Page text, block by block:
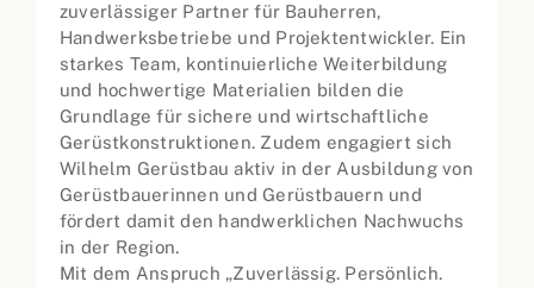
zuverlässiger Partner für Bauherren,
Handwerksbetriebe und Projektentwickler. Ein
starkes Team, kontinuierliche Weiterbildung
und hochwertige Materialien bilden die
Grundlage für sichere und wirtschaftliche
Gerüstkonstruktionen. Zudem engagiert sich
Wilhelm Gerüstbau aktiv in der Ausbildung von
Gerüstbauerinnen und Gerüstbauern und
fördert damit den handwerklichen Nachwuchs
in der Region.
Mit dem Anspruch „Zuverlässig. Persönlich.